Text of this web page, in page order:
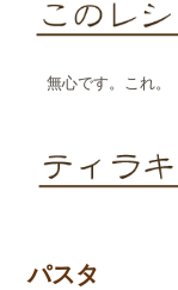
無心です。これ。
パスタ